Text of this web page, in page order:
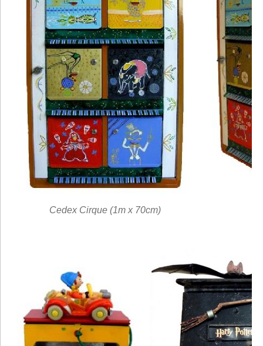
Cedex Cirque (1m x 70cm)